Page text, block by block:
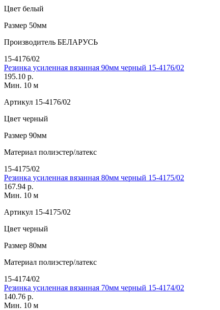
Цвет белый
Размер 50мм
Производитель БЕЛАРУСЬ
15-4176/02
Резинка усиленная вязанная 90мм черный 15-4176/02
195.10 р.
Мин. 10 м
Артикул 15-4176/02
Цвет черный
Размер 90мм
Материал полиэстер/латекс
15-4175/02
Резинка усиленная вязанная 80мм черный 15-4175/02
167.94 р.
Мин. 10 м
Артикул 15-4175/02
Цвет черный
Размер 80мм
Материал полиэстер/латекс
15-4174/02
Резинка усиленная вязанная 70мм черный 15-4174/02
140.76 р.
Мин. 10 м